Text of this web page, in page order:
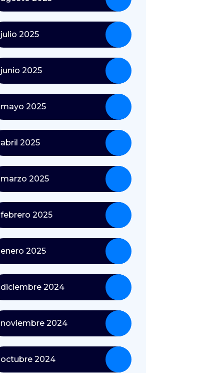
julio 2025
junio 2025
mayo 2025
abril 2025
marzo 2025
febrero 2025
enero 2025
diciembre 2024
noviembre 2024
octubre 2024